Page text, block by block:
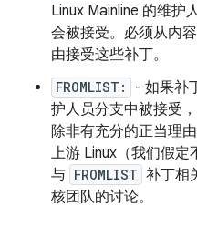
Linux Mainline 的维护
会被接受。必须从内
由接受这些补丁。
FROMLIST:
- 如果补
护人员分支中被接受
除非有充分的正当理
上游 Linux（我们假
与 FROMLIST 补丁相
核团队的讨论。